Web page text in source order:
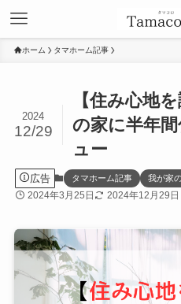
ホーム タマホーム記事
【住み心地
の家に半年
ュー
2024
12/29
広告 タマホーム記事 我が家
2024年3月25日 2024年12月29日